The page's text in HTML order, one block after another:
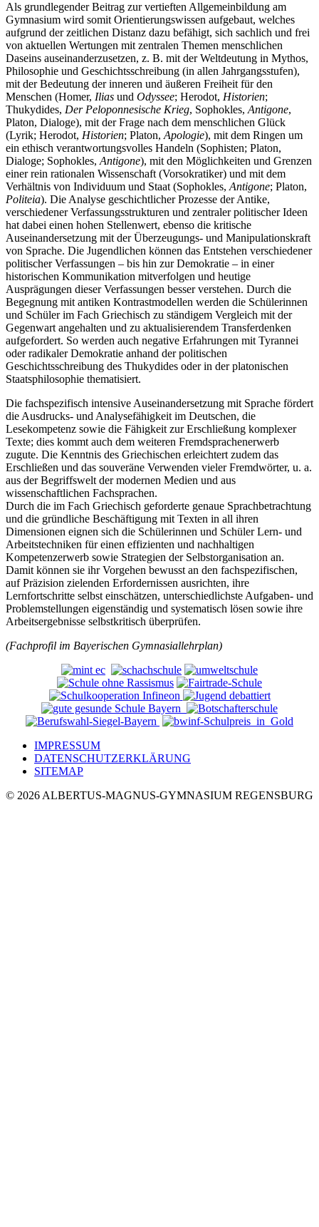
Als grundlegender Beitrag zur vertieften Allgemeinbildung am
Gymnasium wird somit Orientierungswissen aufgebaut, welches
aufgrund der zeitlichen Distanz dazu befähigt, sich sachlich und frei
von aktuellen Wertungen mit zentralen Themen menschlichen
Daseins auseinanderzusetzen, z. B. mit der Weltdeutung in Mythos,
Philosophie und Geschichtsschreibung (in allen Jahrgangsstufen),
mit der Bedeutung der inneren und äußeren Freiheit für den
Menschen (Homer, Ilias und Odyssee; Herodot, Historien;
Thukydides, Der Peloponnesische Krieg, Sophokles, Antigone,
Platon, Dialoge), mit der Frage nach dem menschlichen Glück
(Lyrik; Herodot, Historien; Platon, Apologie), mit dem Ringen um
ein ethisch verantwortungsvolles Handeln (Sophisten; Platon,
Dialoge; Sophokles, Antigone), mit den Möglichkeiten und Grenzen
einer rein rationalen Wissenschaft (Vorsokratiker) und mit dem
Verhältnis von Individuum und Staat (Sophokles, Antigone; Platon,
Politeia). Die Analyse geschichtlicher Prozesse der Antike,
verschiedener Verfassungsstrukturen und zentraler politischer Ideen
hat dabei einen hohen Stellenwert, ebenso die kritische
Auseinandersetzung mit der Überzeugungs- und Manipulationskraft
von Sprache. Die Jugendlichen können das Entstehen verschiedener
politischer Verfassungen – bis hin zur Demokratie – in einer
historischen Kommunikation mitverfolgen und heutige
Ausprägungen dieser Verfassungen besser verstehen. Durch die
Begegnung mit antiken Kontrastmodellen werden die Schülerinnen
und Schüler im Fach Griechisch zu ständigem Vergleich mit der
Gegenwart angehalten und zu aktualisierendem Transferdenken
aufgefordert. So werden auch negative Erfahrungen mit Tyrannei
oder radikaler Demokratie anhand der politischen
Geschichtsschreibung des Thukydides oder in der platonischen
Staatsphilosophie thematisiert.
Die fachspezifisch intensive Auseinandersetzung mit Sprache fördert
die Ausdrucks- und Analysefähigkeit im Deutschen, die
Lesekompetenz sowie die Fähigkeit zur Erschließung komplexer
Texte; dies kommt auch dem weiteren Fremdsprachenerwerb
zugute. Die Kenntnis des Griechischen erleichtert zudem das
Erschließen und das souveräne Verwenden vieler Fremdwörter, u. a.
aus der Begriffswelt der modernen Medien und aus
wissenschaftlichen Fachsprachen.
Durch die im Fach Griechisch geforderte genaue Sprachbetrachtung
und die gründliche Beschäftigung mit Texten in all ihren
Dimensionen eignen sich die Schülerinnen und Schüler Lern- und
Arbeitstechniken für einen effizienten und nachhaltigen
Kompetenzerwerb sowie Strategien der Selbstorganisation an.
Damit können sie ihr Vorgehen bewusst an den fachspezifischen,
auf Präzision zielenden Erfordernissen ausrichten, ihre
Lernfortschritte selbst einschätzen, unterschiedlichste Aufgaben- und
Problemstellungen eigenständig und systematisch lösen sowie ihre
Arbeitsergebnisse selbstkritisch überprüfen.
(Fachprofil im Bayerischen Gymnasiallehrplan)
IMPRESSUM
DATENSCHUTZERKLÄRUNG
SITEMAP
© 2026 ALBERTUS-MAGNUS-GYMNASIUM REGENSBURG